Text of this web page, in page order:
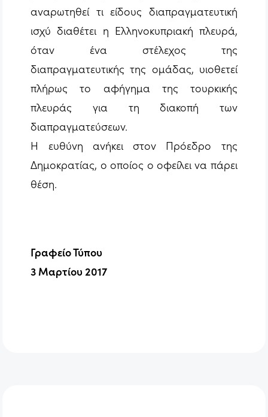
αναρωτηθεί τι είδους διαπραγματευτική
ισχύ διαθέτει η Ελληνοκυπριακή πλευρά,
όταν ένα στέλεχος της
διαπραγματευτικής της ομάδας, υιοθετεί
πλήρως το αφήγημα της τουρκικής
πλευράς για τη διακοπή των
διαπραγματεύσεων.
Η ευθύνη ανήκει στον Πρόεδρο της
Δημοκρατίας, ο οποίος ο οφείλει να πάρει
θέση.
Γραφείο Τύπου
3 Μαρτίου 2017